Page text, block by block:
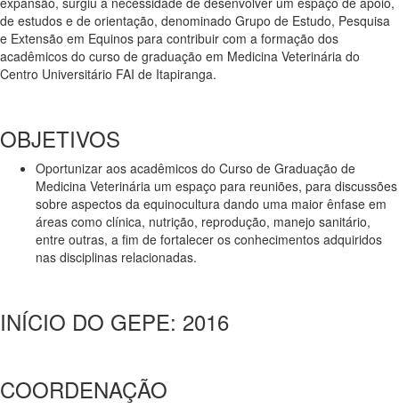
de estudos e de orientação, denominado Grupo de Estudo, Pesquisa
e Extensão em Equinos para contribuir com a formação dos
acadêmicos do curso de graduação em Medicina Veterinária do
Centro Universitário FAI de Itapiranga.
OBJETIVOS
Oportunizar aos acadêmicos do Curso de Graduação de
Medicina Veterinária um espaço para reuniões, para discussões
sobre aspectos da equinocultura dando uma maior ênfase em
áreas como clínica, nutrição, reprodução, manejo sanitário,
entre outras, a fim de fortalecer os conhecimentos adquiridos
nas disciplinas relacionadas.
INÍCIO DO GEPE: 2016
COORDENAÇÃO